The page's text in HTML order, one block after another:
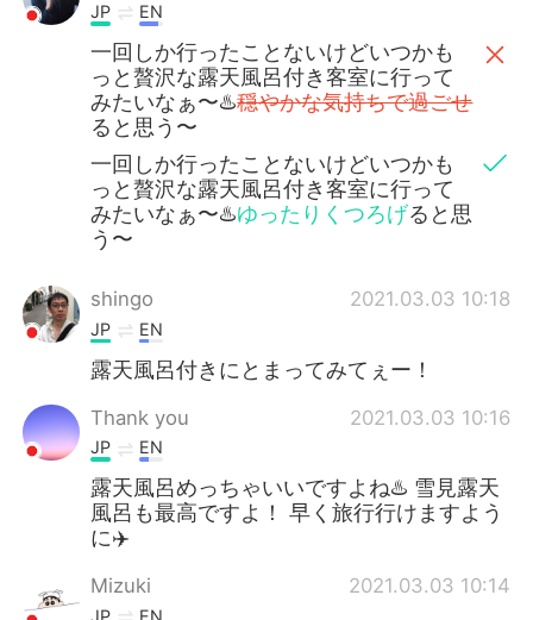
Tiếng Việt
Português
JP EN
一回しか行ったことないけどいつかも
っと贅沢な露天風呂付き客室に行って
みたいなぁ〜♨️穏やかな気持ちで過ごせ
ると思う〜
一回しか行ったことないけどいつかも
っと贅沢な露天風呂付き客室に行って
みたいなぁ〜♨️ゆったりくつろげると思
う〜
shingo 2021.03.03 10:18
JP EN
露天風呂付きにとまってみてぇー！
Thank you 2021.03.03 10:16
JP EN
露天風呂めっちゃいいですよね♨️ 雪見露天
風呂も最高ですよ！ 早く旅行行けますよう
に✈️
Mizuki 2021.03.03 10:14
JP EN